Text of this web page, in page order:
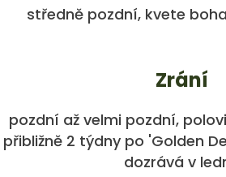
středně pozdní, kvete
Zrání
pozdní až velmi pozdní,
přibližně 2 týdny po 'Golden
dozrává v